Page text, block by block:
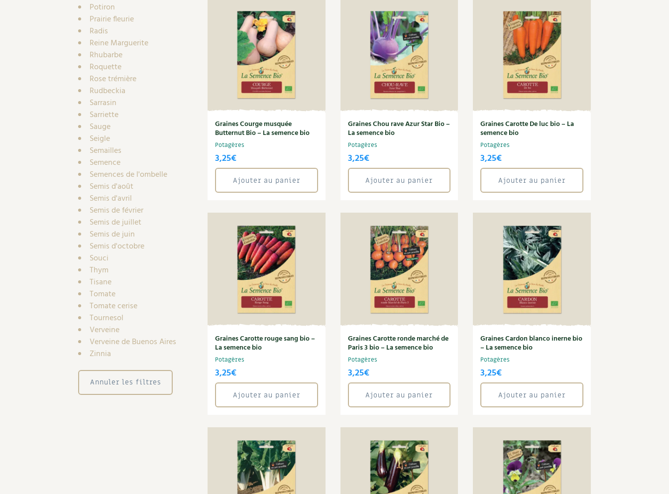
Potiron
Prairie fleurie
Radis
Reine Marguerite
Rhubarbe
Roquette
Rose trémière
Rudbeckia
Sarrasin
Sarriette
Sauge
Seigle
Semailles
Semence
Semences de l'ombelle
Semis d'août
Semis d'avril
Semis de février
Semis de juillet
Semis de juin
Semis d'octobre
Souci
Thym
Tisane
Tomate
Tomate cerise
Tournesol
Verveine
Verveine de Buenos Aires
Zinnia
Annuler les filtres
Graines Courge musquée
Butternut Bio – La semence bio
Potagères
3,25€
Ajouter au panier
Graines Chou rave Azur Star Bio –
La semence bio
Potagères
3,25€
Ajouter au panier
Graines Carotte De luc bio – La
semence bio
Potagères
3,25€
Ajouter au panier
Graines Carotte rouge sang bio –
La semence bio
Potagères
3,25€
Ajouter au panier
Graines Carotte ronde marché de
Paris 3 bio – La semence bio
Potagères
3,25€
Ajouter au panier
Graines Cardon blanco inerne bio
– La semence bio
Potagères
3,25€
Ajouter au panier